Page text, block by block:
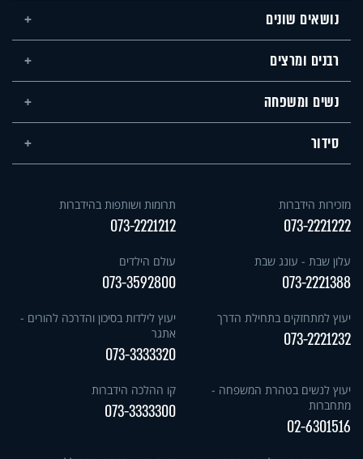
נושאים שונים
רבנים ומרצים
נשים ומשפחה
סידור
מזכירות הידברות
073-2221222
תרומות ושותפות בהידברות
073-2221212
עלון שבת - עונג שבת
073-2221388
עולם הילדים
073-3592800
יעוץ למתחזקים בתחילת הדרך
073-2221232
יעוץ לילדות בסיכון והדרכה להורים -
אתגר
073-3333320
יעוץ לנשים בטהרת המשפחה -
מתחברות
02-6301516
קו ההלכה הידברות
073-3333300